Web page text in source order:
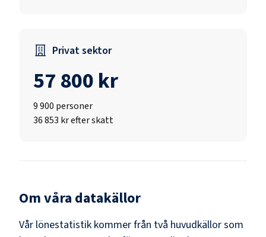
Privat sektor
57 800 kr
9 900 personer
36 853 kr efter skatt
Om våra datakällor
Vår lönestatistik kommer från två huvudkällor som